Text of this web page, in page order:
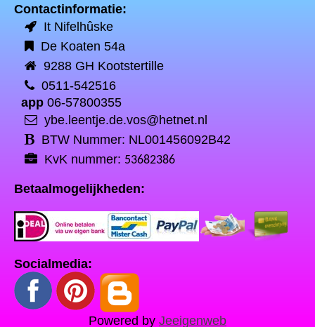
Contactinformatie:
It Nifelhûske
De Koaten 54a
9288 GH Kootstertille
0511-542516
app 06-57800355
ybe.leentje.de.vos@hetnet.nl
BTW Nummer: NL001456092B42
KvK nummer: 53682386
Betaalmogelijkheden:
Socialmedia:
Powered by Jeeigenweb